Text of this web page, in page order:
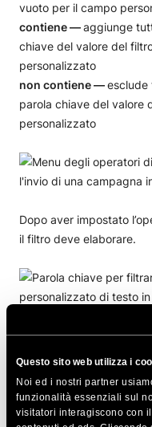
Questo sito web utilizza i
Noi ed i nostri partner
funzionalità essenziali sul
visitatori interagiscono con
vuoto per il campo
contiene —aggiunge
chiave del valore del
personalizzato
non contiene —esclude
parola chiave del valore
personalizzato
Dopo aver impostato
il filtro deve elaborare.
Se il tipo di campo
impostare una